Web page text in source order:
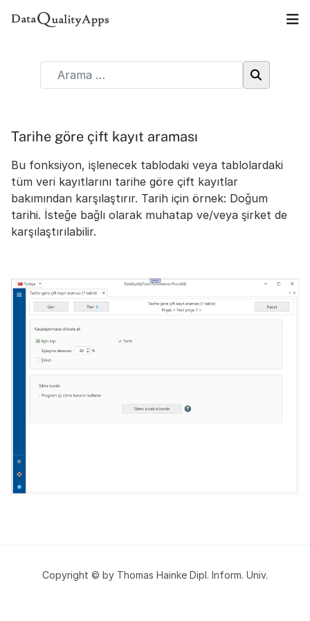
Tarihe göre çift kayıt araması
Bu fonksiyon, işlenecek tablodaki veya tablolardaki
tüm veri kayıtlarını tarihe göre çift kayıtlar
bakımından karşılaştırır. Tarih için örnek: Doğum
tarihi. İsteğe bağlı olarak muhatap ve/veya şirket de
karşılaştırılabilir.
Copyright © by Thomas Hainke Dipl. Inform. Univ.